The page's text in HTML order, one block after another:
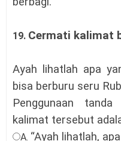
19. Cermati kalimat
Ayah lihatlah apa
bisa berburu seru
Penggunaan
kalimat tersebut
A. “Ayah lihatlah,